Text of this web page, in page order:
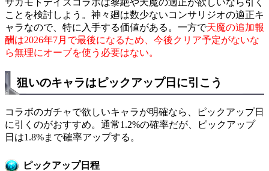
サカモトデイズコラボは黎絶や天魔の適正が欲しいなら引く
ことを検討しよう。神々廻は数少ないコンサリジオの適正キ
ャラなので、特に入手する価値がある。一方で天魔の追加報
酬は2026年7月で最後になるため、今後クリア予定がないな
ら無理にオーブを使う必要はない。
狙いのキャラはピックアップ日に引こう
コラボのガチャで欲しいキャラが明確なら、ピックアップ日
に引くのがおすすめ。通常1.2%の確率だが、ピックアップ
日は1.8%まで確率アップする。
ピックアップ日程